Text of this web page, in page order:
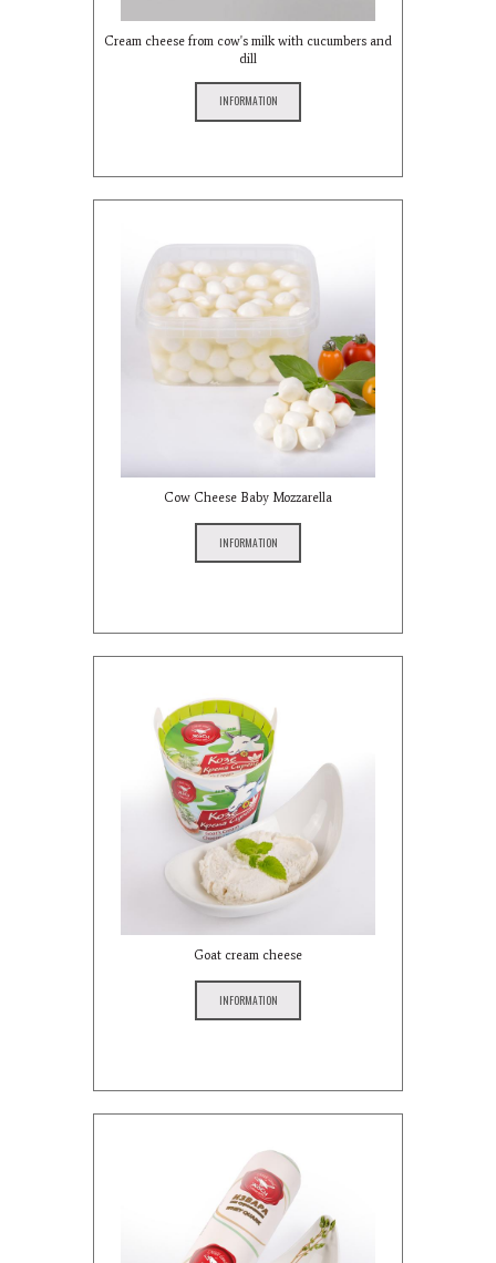
Cream cheese from cow's milk with cucumbers and
dill
INFORMATION
Cow Cheese Baby Mozzarella
INFORMATION
Goat cream cheese
INFORMATION